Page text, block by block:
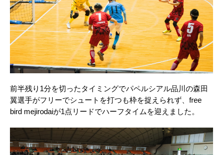
前半残り1分を切ったタイミングでパペルシアル品川の森田
翼選手がフリーでシュートを打つも枠を捉えられず、free
bird mejirodaiが1点リードでハーフタイムを迎えました。